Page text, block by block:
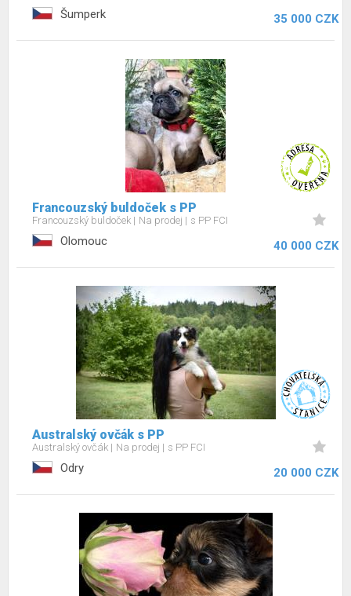
Šumperk 35 000 CZK
Francouzský buldoček s PP
Francouzský buldoček Na prodej s PP FCI
Olomouc 40 000 CZK
Australský ovčák s PP
Australský ovčák Na prodej s PP FCI
Odry 20 000 CZK